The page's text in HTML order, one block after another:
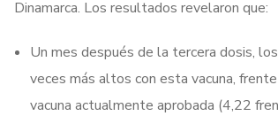
Dinamarca. Los resultados revelaron que:
Un mes después de la tercera dosis,
veces más altos con esta vacuna,
vacuna actualmente aprobada (4,22